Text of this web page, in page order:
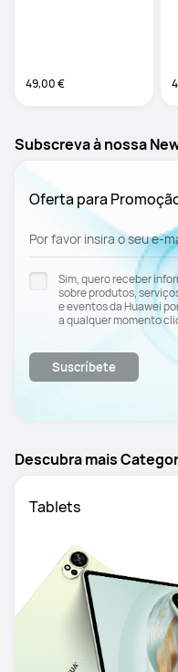
49,00 €
Subscreva à nossa
Oferta para
Por favor insira o seu e-
Sim, quero receber
sobre produtos,
e eventos da Huawei
a qualquer momento
parte inferior do e-mail.
Privacidadepara
Suscríbete
Descubra mais
Tablets